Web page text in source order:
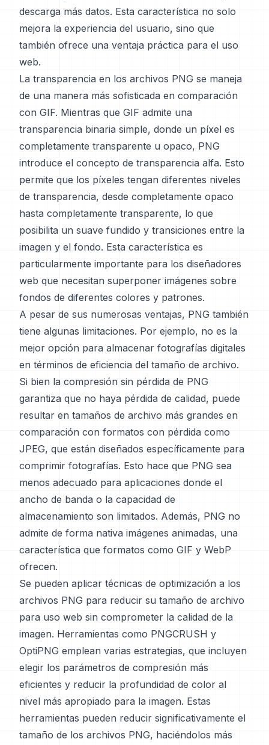
descarga más datos. Esta característica no solo
mejora la experiencia del usuario, sino que
también ofrece una ventaja práctica para el uso
web.
La transparencia en los archivos PNG se maneja
de una manera más sofisticada en comparación
con GIF. Mientras que GIF admite una
transparencia binaria simple, donde un píxel es
completamente transparente u opaco, PNG
introduce el concepto de transparencia alfa. Esto
permite que los píxeles tengan diferentes niveles
de transparencia, desde completamente opaco
hasta completamente transparente, lo que
posibilita un suave fundido y transiciones entre la
imagen y el fondo. Esta característica es
particularmente importante para los diseñadores
web que necesitan superponer imágenes sobre
fondos de diferentes colores y patrones.
A pesar de sus numerosas ventajas, PNG también
tiene algunas limitaciones. Por ejemplo, no es la
mejor opción para almacenar fotografías digitales
en términos de eficiencia del tamaño de archivo.
Si bien la compresión sin pérdida de PNG
garantiza que no haya pérdida de calidad, puede
resultar en tamaños de archivo más grandes en
comparación con formatos con pérdida como
JPEG, que están diseñados específicamente para
comprimir fotografías. Esto hace que PNG sea
menos adecuado para aplicaciones donde el
ancho de banda o la capacidad de
almacenamiento son limitados. Además, PNG no
admite de forma nativa imágenes animadas, una
característica que formatos como GIF y WebP
ofrecen.
Se pueden aplicar técnicas de optimización a los
archivos PNG para reducir su tamaño de archivo
para uso web sin comprometer la calidad de la
imagen. Herramientas como PNGCRUSH y
OptiPNG emplean varias estrategias, que incluyen
elegir los parámetros de compresión más
eficientes y reducir la profundidad de color al
nivel más apropiado para la imagen. Estas
herramientas pueden reducir significativamente el
tamaño de los archivos PNG, haciéndolos más